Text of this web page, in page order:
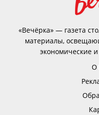
«Вечёрка» — газета
материалы,
экономические
О